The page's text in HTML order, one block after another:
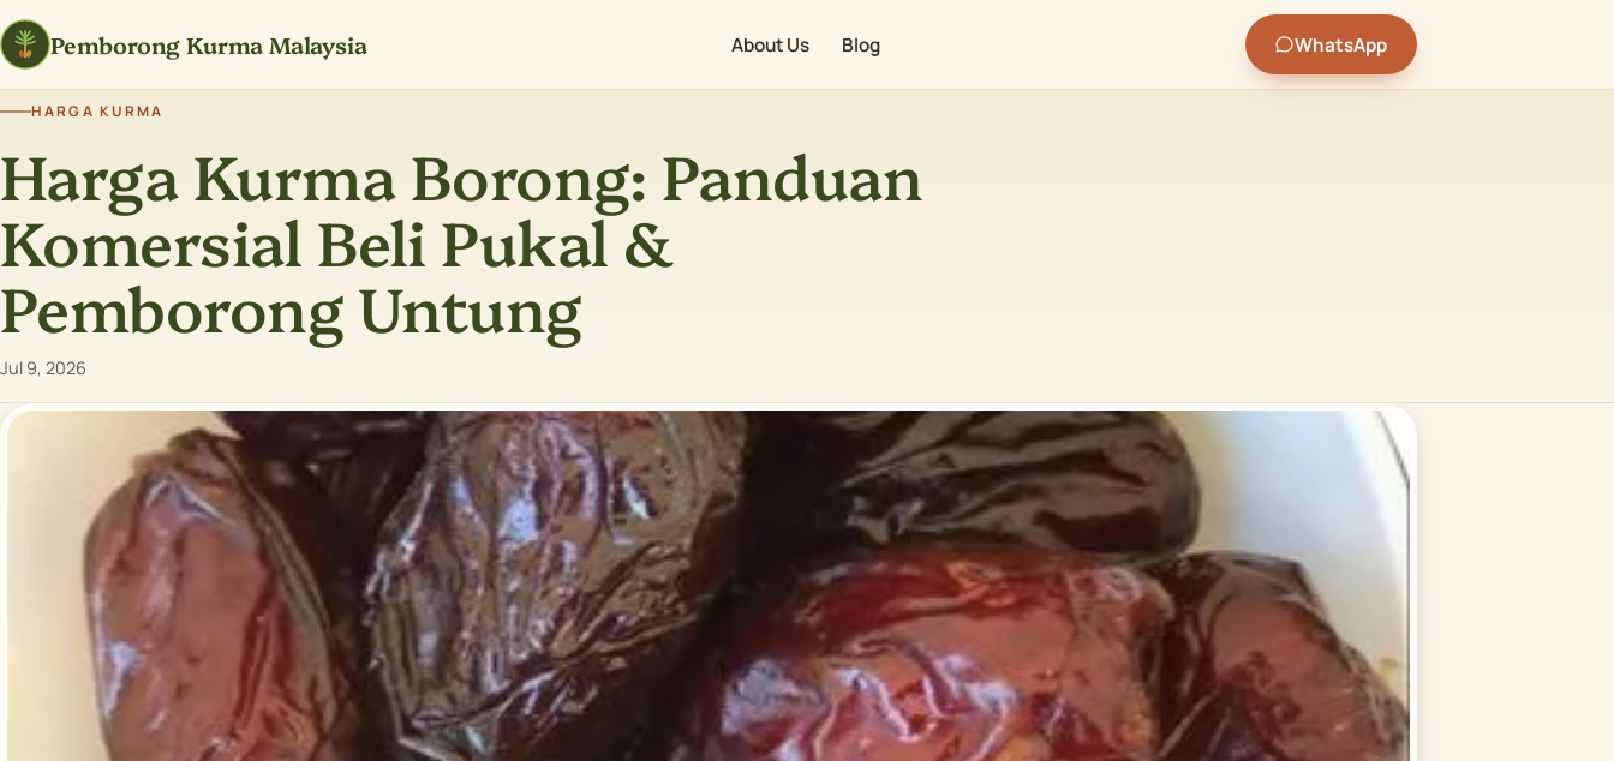
Pemborong Kurma Malaysia About Us Blog WhatsApp
HARGA KURMA
Harga Kurma Borong: Panduan
Komersial Beli Pukal &
Pemborong Untung
Jul 9, 2026